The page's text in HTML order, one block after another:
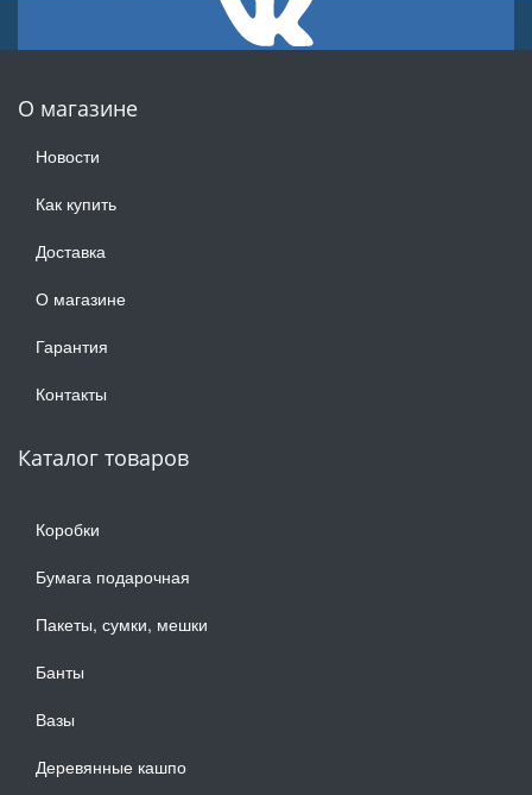
О магазине
Новости
Как купить
Доставка
О магазине
Гарантия
Контакты
Каталог товаров
Коробки
Бумага подарочная
Пакеты, сумки, мешки
Банты
Вазы
Деревянные кашпо